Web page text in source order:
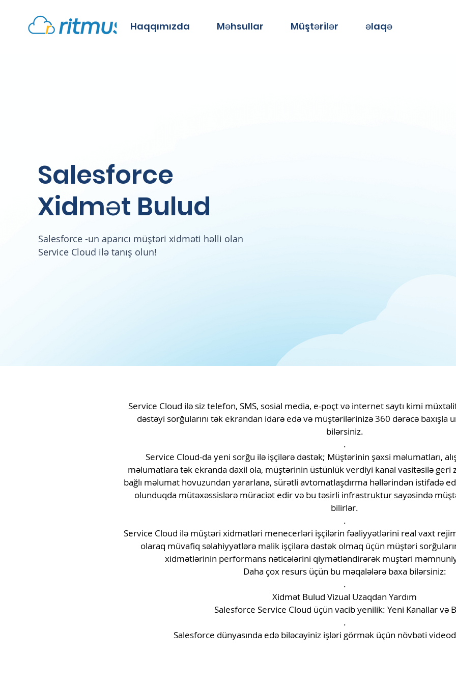
Haqqımızda Məhsullar Müştərilər əlaqə
Salesforce
Xidmət Bulud
Salesforce -un aparıcı müştəri xidməti həlli olan
Service Cloud ilə tanış olun!
Service Cloud ilə siz telefon, SMS, sosial media, e-poçt və internet saytı kimi
dəstəyi sorğularını tək ekrandan idarə edə və müştərilərinizə 360 dərəcə baxışla
bilərsiniz.
.
Service Cloud-da yeni sorğu ilə işçilərə dəstək; Müştərinin şəxsi məlumatları,
məlumatlara tək ekranda daxil ola, müştərinin üstünlük verdiyi kanal vasitəsilə geri
bağlı məlumat hovuzundan yararlana, sürətli avtomatlaşdırma həllərindən istifadə
olunduqda mütəxəssislərə müraciət edir və bu təsirli infrastruktur sayəsində
bilirlər.
.
Service Cloud ilə müştəri xidmətləri menecerləri işçilərin fəaliyyətlərini real vaxt
olaraq müvafiq səlahiyyətlərə malik işçilərə dəstək olmaq üçün müştəri
xidmətlərinin performans nəticələrini qiymətləndirərək müştəri
Daha çox resurs üçün bu məqalələrə baxa bilərsiniz:
.
Xidmət Bulud Vizual Uzaqdan Yardım
Salesforce Service Cloud üçün vacib yenilik: Yeni Kanallar və
.
Salesforce dünyasında edə biləcəyiniz işləri görmək üçün növbəti